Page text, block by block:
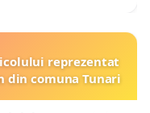
reprezentat
din comuna Tunari